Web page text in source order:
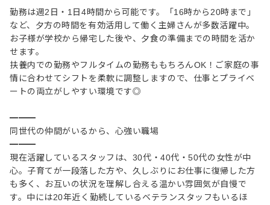
勤務は週2日・1日4時間から可能です。「16時から20時まで」
など、夕方の時間を有効活用して働く主婦さんが多数活躍中。
お子様が学校から帰宅した後や、夕食の準備までの時間を活か
せます。
扶養内での勤務やフルタイムの勤務ももちろんOK！ご家庭の事
情に合わせてシフトを柔軟に調整しますので、仕事とプライベ
ートの両立がしやすい環境です◎
━━━
同世代の仲間がいるから、心強い職場
━━━
現在活躍しているスタッフは、30代・40代・50代の女性が中
心。子育てが一段落した方や、久しぶりにお仕事に復帰した方
も多く、お互いの状況を理解し合える温かい雰囲気が自慢で
す。中には20年近く勤続しているベテランスタッフもいるほ